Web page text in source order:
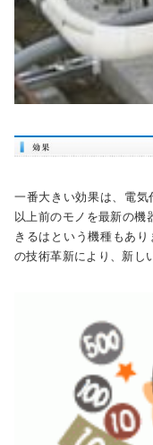
一番大きい効果は、電
以上前のモノを最新の機
きるはという機種もあ
の技術革新により、新し